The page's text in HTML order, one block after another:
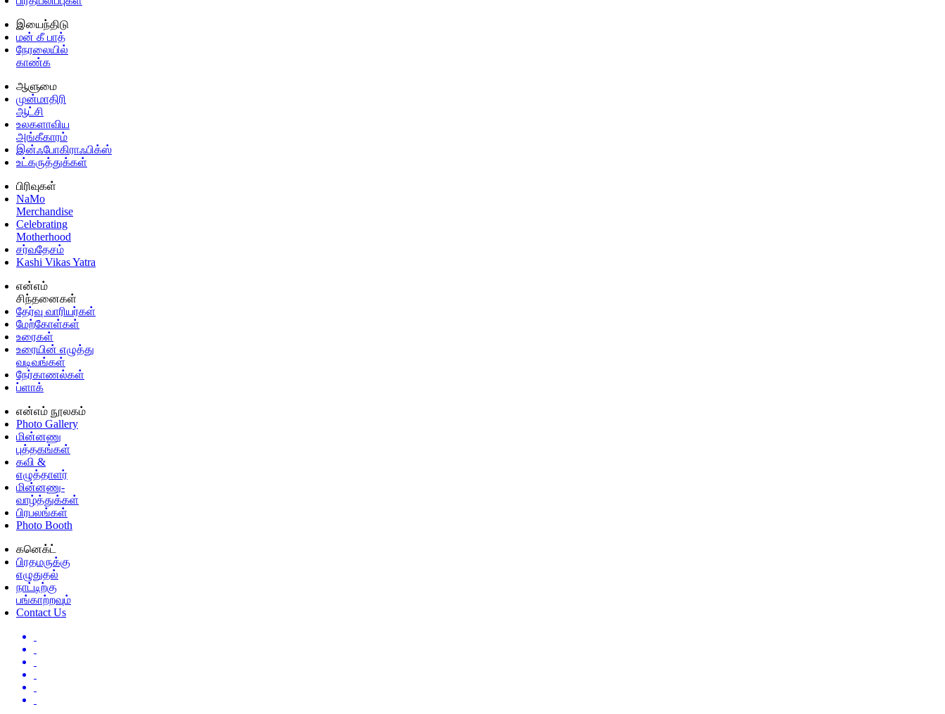
இயைந்திடு
மன் கீ பாத்
நேரலையில்
காண்க
ஆளுமை
முன்மாதிரி
ஆட்சி
உலகளாவிய
அங்கீகாரம்
இன்ஃபோகிராஃபிக்ஸ்
உட்கருத்துக்கள்
பிரிவுகள்
NaMo
Merchandise
Celebrating
Motherhood
சர்வதேசம்
Kashi Vikas Yatra
என்எம்
சிந்தனைகள்
தேர்வு வாரியர்கள்
மேற்கோள்கள்
உரைகள்
உரையின் எழுத்து
வடிவங்கள்
நேர்காணல்கள்
ப்ளாக்
என்எம் நூலகம்
Photo Gallery
மின்னணு
புத்தகங்கள்
கவி &
எழுத்தாளர்
மின்னணு-
வாழ்த்துக்கள்
பிரபலங்கள்
Photo Booth
கனெக்ட்
பிரதமருக்கு
எழுதுதல்
நாட்டிற்கு
பங்காற்றவும்
Contact Us